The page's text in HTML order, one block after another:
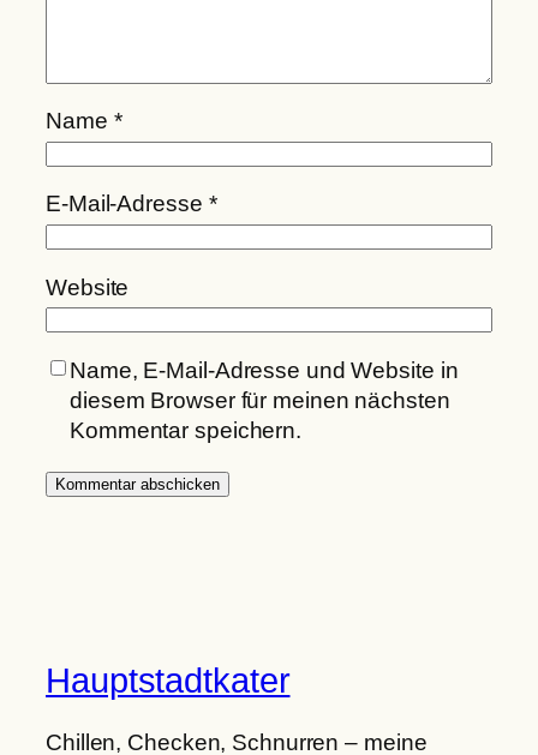
Name *
E-Mail-Adresse *
Website
Name, E-Mail-Adresse und Website in
diesem Browser für meinen nächsten
Kommentar speichern.
Hauptstadtkater
Chillen, Checken, Schnurren – meine